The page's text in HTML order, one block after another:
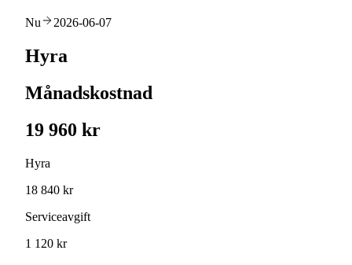
Nu 2026-06-07
Hyra
Månadskostnad
19 960 kr
Hyra
18 840 kr
Serviceavgift
1 120 kr